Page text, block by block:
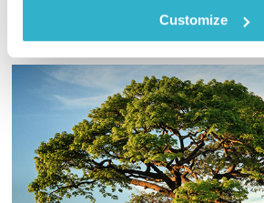
Customize